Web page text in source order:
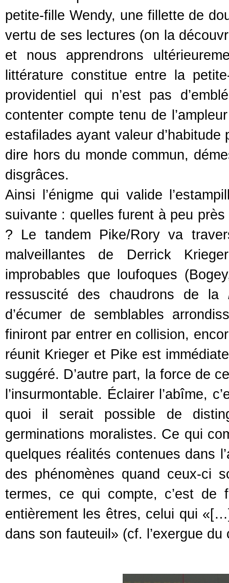
petite-fille Wendy, une fillette de
vertu de ses lectures (on la
et nous apprendrons
littérature constitue entre la
providentiel qui n’est pas
contenter compte tenu de
estafilades ayant valeur
dire hors du monde commun,
disgrâces.
Ainsi l’énigme qui valide
suivante : quelles furent à peu
? Le tandem Pike/Rory va
malveillantes de Derrick
improbables que loufoques
ressuscité des chaudrons de la
d’écumer de semblables
finiront par entrer en collision,
réunit Krieger et Pike est
suggéré. D’autre part, la force de
l’insurmontable. Éclairer l’abîme,
quoi il serait possible de
germinations moralistes. Ce qui
quelques réalités contenues dans
des phénomènes quand ceux-ci
termes, ce qui compte, c’est
entièrement les êtres, celui qui
dans son fauteuil» (cf. l’exergue